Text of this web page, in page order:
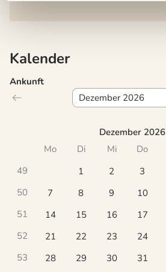
Kalender
Ankunft
Dezember 2026
Mo
Di Mi Do
49
1 2 3
50
7 8 9 10
51
14 15 16 17
52
21 22 23 24
53
28 29 30
31